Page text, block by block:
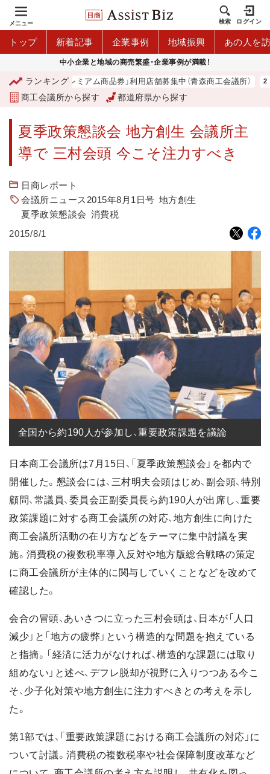
メニュー 検索 ログイン
トップ 新着記事 企業事例 地域振興 あの人を
中小企業と地域の商売繁盛・企業事例が満載！
ランキング
「青森市プレミアム商品券」利用店舗募集中（青森商工会議所）
商工会議所から探す 都道府県から探す
夏季政策懇談会 地方創生 会議所主
導で 三村会頭 今こそ注力すべき
日商レポート
会議所ニュース2015年8月1日号 地方創生
夏季政策懇談会 消費税
2015/8/1
全国から約190人が参加し、重要政策課題を議論
日本商工会議所は7月15日、「夏季政策懇談会」を都内で
開催した。懇談会には、三村明夫会頭はじめ、副会頭、特別
顧問、常議員、委員会正副委員長ら約190人が出席し、重要
政策課題に対する商工会議所の対応、地方創生に向けた
商工会議所活動の在り方などをテーマに集中討議を実
施。消費税の複数税率導入反対や地方版総合戦略の策定
に商工会議所が主体的に関与していくことなどを改めて
確認した。
会合の冒頭、あいさつに立った三村会頭は、日本が「人口
減少」と「地方の疲弊」という構造的な問題を抱えている
と指摘。「経済に活力がなければ、構造的な課題には取り
組めない」と述べ、デフレ脱却が視野に入りつつある今こ
そ、少子化対策や地方創生に注力すべきとの考えを示し
た。
第1部では、「重要政策課題における商工会議所の対応」に
ついて討議。消費税の複数税率や社会保障制度改革など